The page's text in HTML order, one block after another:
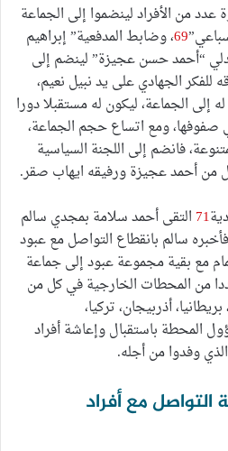
من الأفراد لينضموا إلى الجماعة
69، وضابط المدفعية” إبراهيم
“أحمد حسن عجيزة” لينضم إلى
للفكر الجهادي على يد نبيل نعيم،
إلى الجماعة، ليكون له مستقبلا دورا
صفوفها، ومع اتساع حجم الجماعة،
فانضم إلى اللجنة السياسية
من أحمد عجيزة ورفيقه ايهاب صقر.
71 التقى أحمد سلامة بمجدي سالم
سالم بانقطاع التواصل مع عبود
مع بقية مجموعة عبود إلى جماعة
من المحطات الخارجية في كل من
بريطانيا، أذربيجان، تركيا،
المحطة باستقبال وإعاشة أفراد
وفدوا من أجله.
التواصل مع أفراد